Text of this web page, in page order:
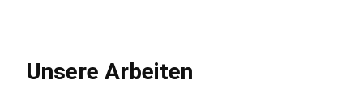
Unsere Arbeiten